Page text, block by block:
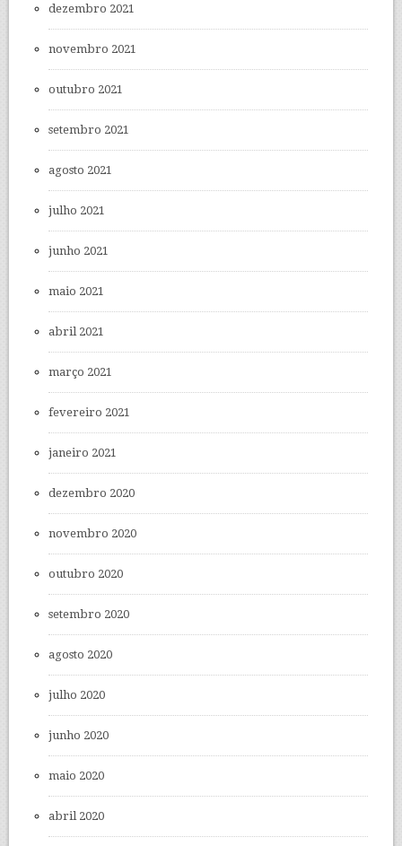
dezembro 2021
novembro 2021
outubro 2021
setembro 2021
agosto 2021
julho 2021
junho 2021
maio 2021
abril 2021
março 2021
fevereiro 2021
janeiro 2021
dezembro 2020
novembro 2020
outubro 2020
setembro 2020
agosto 2020
julho 2020
junho 2020
maio 2020
abril 2020